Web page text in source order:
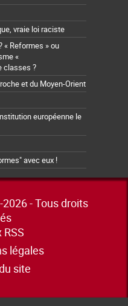
vraie loi raciste
« Reformes » ou
«
classes ?
et du Moyen-Orient
européenne le
avec eux !
- Tous droits
RSS
légales
site